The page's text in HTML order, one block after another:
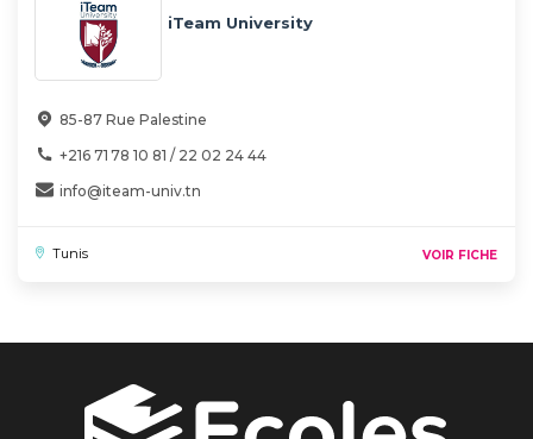
iTeam University
85-87 Rue Palestine
+216 71 78 10 81 / 22 02 24 44
info@iteam-univ.tn
Tunis VOIR FICHE